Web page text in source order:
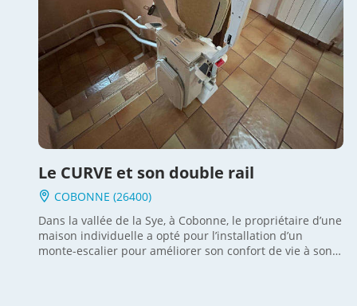
Le CURVE et son double rail
COBONNE (26400)
Dans la vallée de la Sye, à Cobonne, le propriétaire d’une
maison individuelle a opté pour l’installation d’un
monte-escalier pour améliorer son confort de vie à son